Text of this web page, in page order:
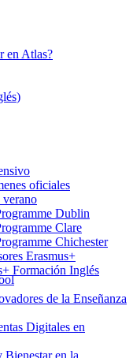
en Atlas?
)
oficiales
verano
Dublin
Clare
Chichester
Erasmus+
Formación Inglés
de la Enseñanza
Digitales en
en la